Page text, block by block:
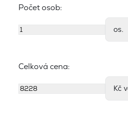
Počet osob:
os.
Celková cena:
Kč